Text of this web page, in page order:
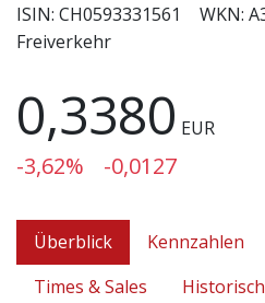
ISIN: CH0593331561 WKN:
Freiverkehr
0,3380 EUR
-3,62% -0,0127
Überblick Kennzahlen
Times & Sales